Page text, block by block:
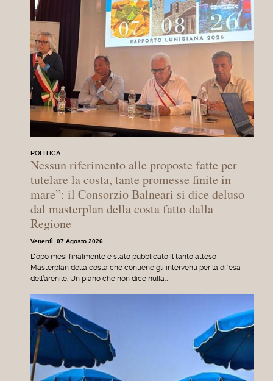
POLITICA
Nessun riferimento alle proposte fatte per
tutelare la costa, tante promesse finite in
mare”: il Consorzio Balneari si dice deluso
dal masterplan della costa fatto dalla
Regione
Venerdì, 07 Agosto 2026
Dopo mesi finalmente è stato pubblicato il tanto atteso
Masterplan della costa che contiene gli interventi per la difesa
dell’arenile. Un piano che non dice nulla…